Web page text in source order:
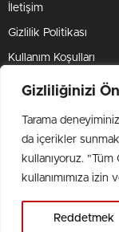
Gizliliğinizi
Tarama
da içerikler
kullanıyoruz.
kullanımımıza
Reddetmek
İletişim
Gizlilik Politikası
Kullanım Koşulları
Çerez Politikası